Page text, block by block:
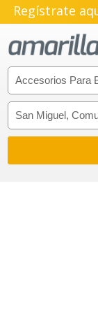
Regístrate